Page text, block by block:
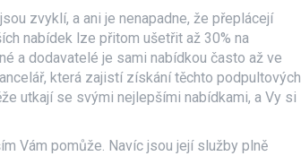
zvyklí, a ani je nenapadne, že přeplácejí
nabídek lze přitom ušetřit až 30% na
a dodavatelé je sami nabídkou často až ve
která zajistí získání těchto podpultových
utkají se svými nejlepšími nabídkami, a Vy si
Vám pomůže. Navíc jsou její služby plně